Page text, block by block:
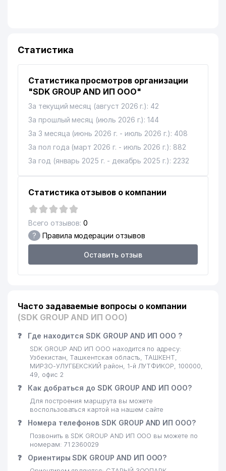
Статистика
Статистика просмотров организации
"SDK GROUP AND ИП ООО"
За текущий месяц (август 2026 г.): 42
За прошлый месяц (июль 2026 г.): 144
За 3 месяца (июнь 2026 г. - июль 2026 г.): 408
За пол года (март 2026 г. - июль 2026 г.): 882
За год (январь 2025 г. - декабрь 2025 г.): 2232
Статистика отзывов о компании
Всего отзывов: 0
? Правила модерации отзывов
Оставить отзыв
Часто задаваемые вопросы о компании
(SDK GROUP AND ИП ООО)
❓ Где находится SDK GROUP AND ИП ООО ?
SDK GROUP AND ИП ООО находится по адресу:
Узбекистан, Ташкентская область, ТАШКЕНТ,
МИРЗО-УЛУГБЕКСКИЙ район, 1-й ЛУТФИКОР, 100000,
49, офис 2
❓ Как добраться до SDK GROUP AND ИП ООО?
Для построения маршрута вы можете
воспользоваться картой на нашем сайте
❓ Номера телефонов SDK GROUP AND ИП ООО?
Позвонить в SDK GROUP AND ИП ООО вы можете по
номерам: 71 2360029
❓ Ориентиры SDK GROUP AND ИП ООО?